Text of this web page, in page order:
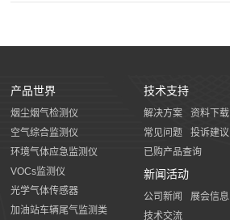
产品世界
烟尘烟气检测仪
空气综合监测仪
环境气体应急监测仪
VOCs监测仪
光学气体传感器
加油站车辆尾气监测类
技术支持
解决方案
资料下载
常见问题
投诉建议
已购产品查询
新闻活动
公司新闻
展会信息
技术交流